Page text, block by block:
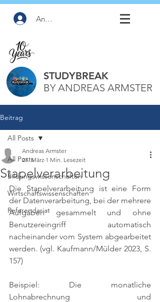
Anmelden
STUDYBREAK
BY ANDREAS ARMSTER
Beitrag
All Posts
Bildungswissenschaften
Wirtschaftswissenschaften
Referendariat
All Posts
Stapelverarbeitung
Andreas Armster
27. März 1 Min. Lesezeit
Die Stapelverarbeitung ist eine Form
der Datenverarbeitung, bei der mehrere
Aufgaben gesammelt und ohne
Benutzereingriff automatisch
nacheinander vom System abgearbeitet
werden. (vgl. Kaufmann/Mülder 2023, S.
157)
Beispiel: Die monatliche
Lohnabrechnung und